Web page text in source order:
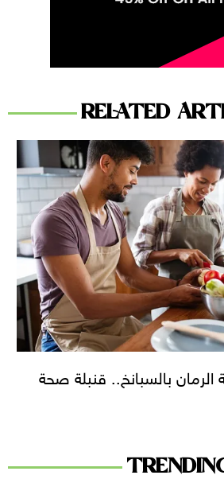
RELATED
بالسبانخ.. قنبلة صحة